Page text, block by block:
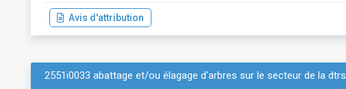
Avis d'attribution
2551i0033 abattage et/ou élagage d'arbres sur le secteur de la dtrs